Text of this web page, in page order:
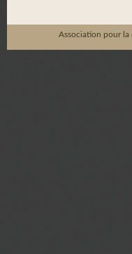
Association pour la